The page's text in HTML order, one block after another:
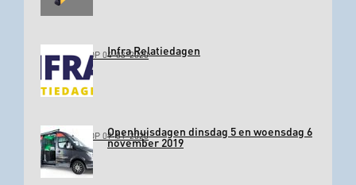
GEPLAATST OP 04-03-2020Infra Relatiedagen
GEPLAATST OP 09-01-2020Openhuisdagen dinsdag 5 en woensdag 6
november 2019